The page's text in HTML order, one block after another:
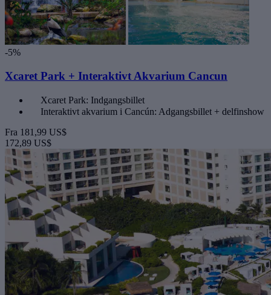
-5%
Xcaret Park + Interaktivt Akvarium Cancun
Xcaret Park: Indgangsbillet
Interaktivt akvarium i Cancún: Adgangsbillet + delfinshow
Fra 181,99 US$
172,89 US$